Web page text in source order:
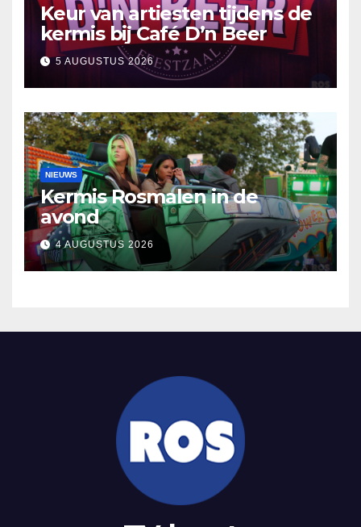
Keur van artiesten tijdens de
kermis bij Café D’n Beer
5 AUGUSTUS 2026
NIEUWS
Kermis Rosmalen in de
avond
4 AUGUSTUS 2026